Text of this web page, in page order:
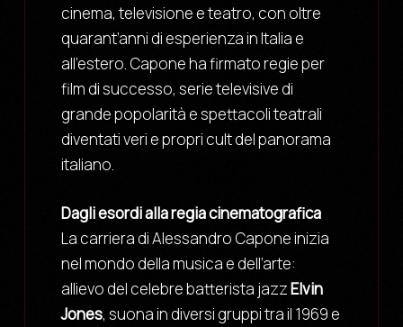
cinema, televisione e teatro, con oltre
quarant’anni di esperienza in Italia e
all’estero. Capone ha firmato regie per
film di successo, serie televisive di
grande popolarità e spettacoli teatrali
diventati veri e propri cult del panorama
italiano.
Dagli esordi alla regia cinematografica
La carriera di Alessandro Capone inizia
nel mondo della musica e dell’arte:
allievo del celebre batterista jazzElvin
Jones, suona in diversi gruppi tra il 1969 e